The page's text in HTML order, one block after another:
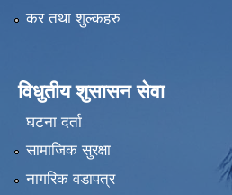
कर तथा शुल्कहरु
विधुतीय शुसासन सेवा
घटना दर्ता
सामाजिक सुरक्षा
नागरिक वडापत्र